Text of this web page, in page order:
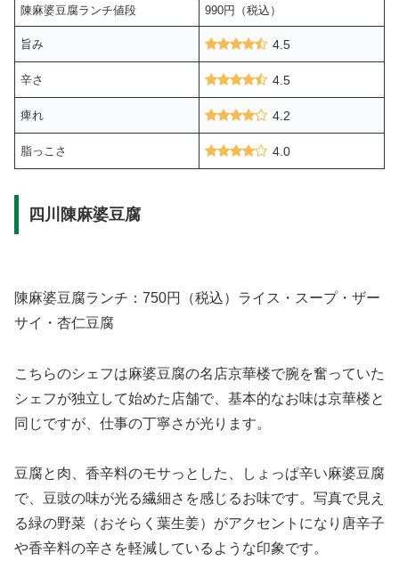
陳麻婆豆腐ランチ値段 990円（税込）
旨み 4.5
辛さ 4.5
痺れ 4.2
脂っこさ 4.0
四川陳麻婆豆腐
陳麻婆豆腐ランチ：750円（税込）ライス・スープ・ザー
サイ・杏仁豆腐
こちらのシェフは麻婆豆腐の名店京華楼で腕を奮っていた
シェフが独立して始めた店舗で、基本的なお味は京華楼と
同じですが、仕事の丁寧さが光ります。
豆腐と肉、香辛料のモサっとした、しょっぱ辛い麻婆豆腐
で、豆豉の味が光る繊細さを感じるお味です。写真で見え
る緑の野菜（おそらく葉生姜）がアクセントになり唐辛子
や香辛料の辛さを軽減しているような印象です。